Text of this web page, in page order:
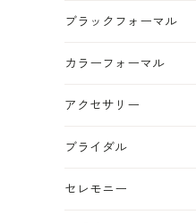
ブラックフォーマル
カラーフォーマル
アクセサリー
ブライダル
セレモニー